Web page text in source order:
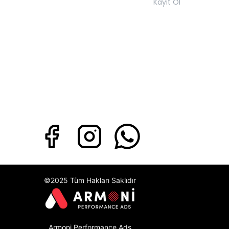
Kayıt Ol
©2025 Tüm Hakları Saklıdır